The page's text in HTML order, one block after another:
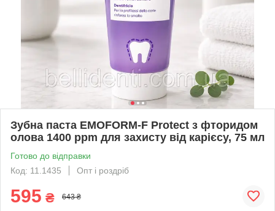
Зубна паста EMOFORM-F Protect з фторидом
олова 1400 ppm для захисту від карієсу, 75 мл
Готово до відправки
Код: 11.1435
Опт і роздріб
595 ₴ 643 ₴